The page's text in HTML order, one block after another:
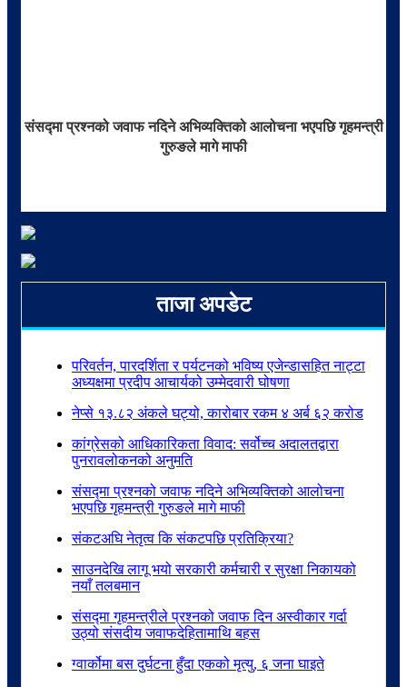
संसद्मा प्रश्नको जवाफ नदिने अभिव्यक्तिको आलोचना भएपछि गृहमन्त्री
गुरुङले मागे माफी
ताजा अपडेट
परिवर्तन, पारदर्शिता र पर्यटनको भविष्य एजेन्डासहित नाट्टा
अध्यक्षमा प्रदीप आचार्यको उम्मेदवारी घोषणा
नेप्से १३.८२ अंकले घट्यो, कारोबार रकम ४ अर्ब ६२ करोड
कांग्रेसको आधिकारिकता विवाद: सर्वोच्च अदालतद्वारा
पुनरावलोकनको अनुमति
संसद्मा प्रश्नको जवाफ नदिने अभिव्यक्तिको आलोचना
भएपछि गृहमन्त्री गुरुङले मागे माफी
संकटअघि नेतृत्व कि संकटपछि प्रतिक्रिया?
साउनदेखि लागू भयो सरकारी कर्मचारी र सुरक्षा निकायको
नयाँ तलबमान
संसद्मा गृहमन्त्रीले प्रश्नको जवाफ दिन अस्वीकार गर्दा
उठ्यो संसदीय जवाफदेहितामाथि बहस
ग्वार्कोमा बस दुर्घटना हुँदा एकको मृत्यु, ६ जना घाइते